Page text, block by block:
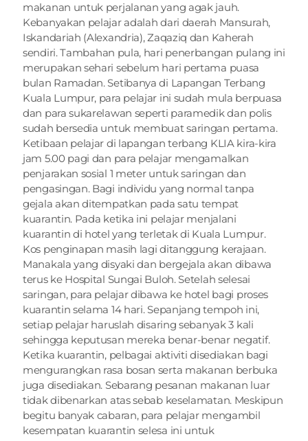
makanan untuk perjalanan yang agak jauh.
Kebanyakan pelajar adalah dari daerah Mansurah,
Iskandariah (Alexandria), Zaqaziq dan Kaherah
sendiri. Tambahan pula, hari penerbangan pulang ini
merupakan sehari sebelum hari pertama puasa
bulan Ramadan. Setibanya di Lapangan Terbang
Kuala Lumpur, para pelajar ini sudah mula berpuasa
dan para sukarelawan seperti paramedik dan polis
sudah bersedia untuk membuat saringan pertama.
Ketibaan pelajar di lapangan terbang KLIA kira-kira
jam 5.00 pagi dan para pelajar mengamalkan
penjarakan sosial 1 meter untuk saringan dan
pengasingan. Bagi individu yang normal tanpa
gejala akan ditempatkan pada satu tempat
kuarantin. Pada ketika ini pelajar menjalani
kuarantin di hotel yang terletak di Kuala Lumpur.
Kos penginapan masih lagi ditanggung kerajaan.
Manakala yang disyaki dan bergejala akan dibawa
terus ke Hospital Sungai Buloh. Setelah selesai
saringan, para pelajar dibawa ke hotel bagi proses
kuarantin selama 14 hari. Sepanjang tempoh ini,
setiap pelajar haruslah disaring sebanyak 3 kali
sehingga keputusan mereka benar-benar negatif.
Ketika kuarantin, pelbagai aktiviti disediakan bagi
mengurangkan rasa bosan serta makanan berbuka
juga disediakan. Sebarang pesanan makanan luar
tidak dibenarkan atas sebab keselamatan. Meskipun
begitu banyak cabaran, para pelajar mengambil
kesempatan kuarantin selesa ini untuk